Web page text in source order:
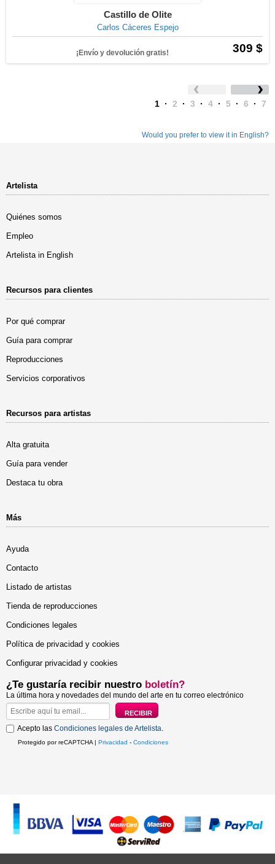
Castillo de Olite
Carlos Cáceres Espejo
309 $
¡Envío y devolución gratis!
1 · 2 · 3 · 4 · 5 · 6 · 7
Would you prefer to view it in English?
Artelista
Quiénes somos
Empleo
Artelista in English
Recursos para clientes
Por qué comprar
Guía para comprar
Reproducciones
Servicios corporativos
Recursos para artistas
Alta gratuita
Guía para vender
Destaca tu obra
Más
Ayuda
Contacto
Listado de artistas
Tienda de reproducciones
Condiciones legales
Política de privacidad y cookies
Configurar privacidad y cookies
¿Te gustaría recibir nuestro boletín?
La última hora y novedades del mundo del arte en tu correo electrónico
Acepto las Condiciones legales de Artelista.
Protegido por reCAPTCHA | Privacidad - Condiciones